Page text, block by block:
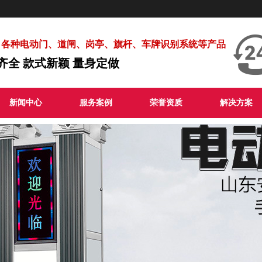
各种电动门、道闸、岗亭、旗杆、车牌识别系统等产品
全 款式新颖 量身定做
新闻中心 服务案例 荣誉资质 解决方案